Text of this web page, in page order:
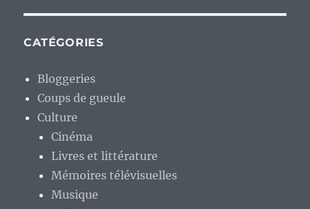
CATÉGORIES
Bloggeries
Coups de gueule
Culture
Cinéma
Livres et littérature
Mémoires télévisuelles
Musique